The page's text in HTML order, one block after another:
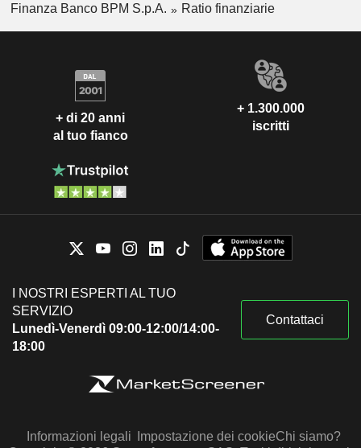
Finanza Banco BPM S.p.A.
Ratio finanziarie
+ di 20 anni
al tuo fianco
+ 1.300.000
iscritti
I NOSTRI ESPERTI AL TUO
SERVIZIO
Lunedì-Venerdì 09:00-12:00/14:00-
18:00
Contattaci
Informazioni legali Impostazione dei cookieChi siamo?